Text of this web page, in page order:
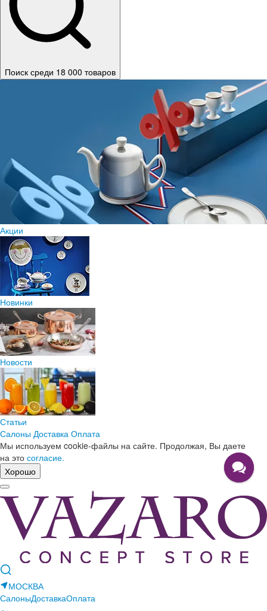
Поиск среди 18 000 товаров
Акции
Новинки
Новости
Статьи
Салоны Доставка Оплата
Мы используем cookie-файлы на сайте. Продолжая, Вы даете
на это согласие.
Хорошо
МОСКВА
СалоныДоставкаОплата